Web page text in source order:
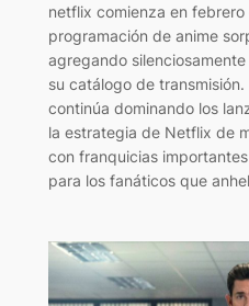
netflix comienza en
programación de anime
agregando
su catálogo de
continúa dominando los
la estrategia de Netflix de
con franquicias
para los fanáticos que